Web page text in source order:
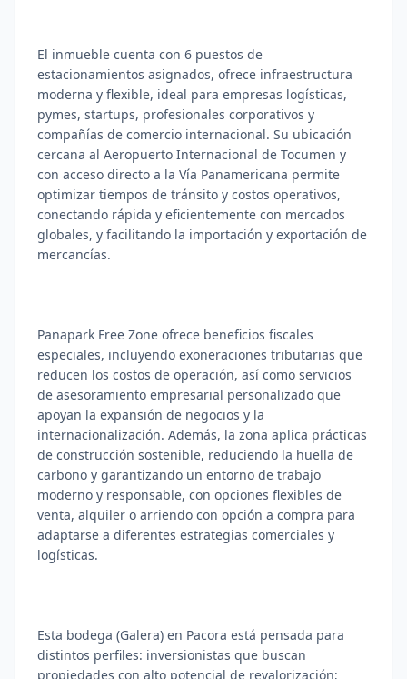
El inmueble cuenta con 6 puestos de
estacionamientos asignados, ofrece infraestructura
moderna y flexible, ideal para empresas logísticas,
pymes, startups, profesionales corporativos y
compañías de comercio internacional. Su ubicación
cercana al Aeropuerto Internacional de Tocumen y
con acceso directo a la Vía Panamericana permite
optimizar tiempos de tránsito y costos operativos,
conectando rápida y eficientemente con mercados
globales, y facilitando la importación y exportación de
mercancías.
Panapark Free Zone ofrece beneficios fiscales
especiales, incluyendo exoneraciones tributarias que
reducen los costos de operación, así como servicios
de asesoramiento empresarial personalizado que
apoyan la expansión de negocios y la
internacionalización. Además, la zona aplica prácticas
de construcción sostenible, reduciendo la huella de
carbono y garantizando un entorno de trabajo
moderno y responsable, con opciones flexibles de
venta, alquiler o arriendo con opción a compra para
adaptarse a diferentes estrategias comerciales y
logísticas.
Esta bodega (Galera) en Pacora está pensada para
distintos perfiles: inversionistas que buscan
propiedades con alto potencial de revalorización;